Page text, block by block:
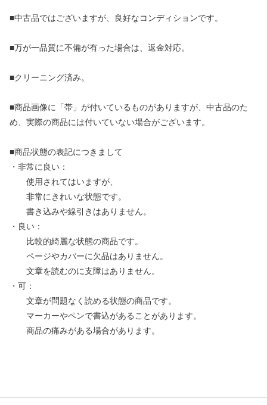
■中古品ではございますが、良好なコンディションです。
■万が一品質に不備が有った場合は、返金対応。
■クリーニング済み。
■商品画像に「帯」が付いているものがありますが、中古品のた
め、実際の商品には付いていない場合がございます。
■商品状態の表記につきまして
・非常に良い：
使用されてはいますが、
非常にきれいな状態です。
書き込みや線引きはありません。
・良い：
比較的綺麗な状態の商品です。
ページやカバーに欠品はありません。
文章を読むのに支障はありません。
・可：
文章が問題なく読める状態の商品です。
マーカーやペンで書込があることがあります。
商品の痛みがある場合があります。